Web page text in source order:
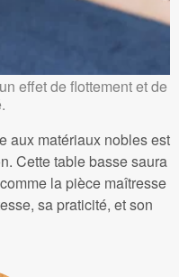
effet de flottement et de
aux matériaux nobles est
Cette table basse saura
la pièce maîtresse
sa praticité, et son